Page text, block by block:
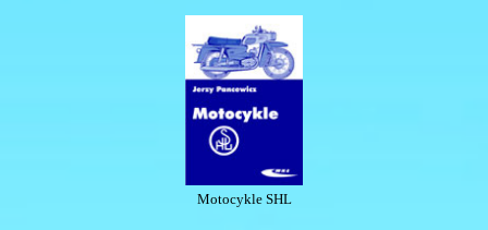
Motocykle SHL